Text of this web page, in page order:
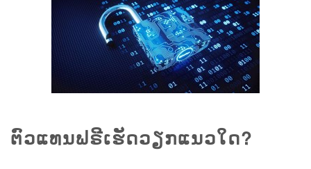
ຕົວແທນຟຣີເຮັດວຽກແນວໃດ?